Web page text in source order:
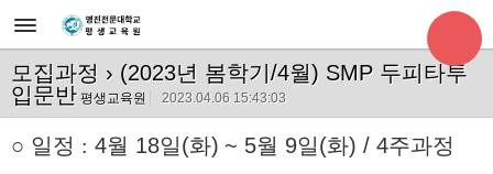
모집과정 › (2023년 봄학기/4월) SMP 두피타투
입문반 평생교육원 2023.04.06 15:43:03
○ 일정 : 4월 18일(화) ~ 5월 9일(화) / 4주과정